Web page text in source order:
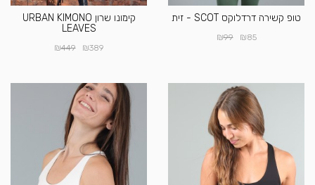
טופ קשירה דרדלוקס SCOT - זית
₪85
₪99
קימונו שרון URBAN KIMONO
LEAVES
₪389
₪449